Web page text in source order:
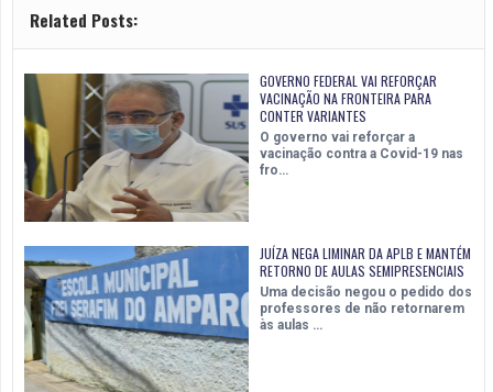
Related Posts:
GOVERNO FEDERAL VAI REFORÇAR
VACINAÇÃO NA FRONTEIRA PARA
CONTER VARIANTES
O governo vai reforçar a
vacinação contra a Covid-19 nas
fro…
JUÍZA NEGA LIMINAR DA APLB E MANTÉM
RETORNO DE AULAS SEMIPRESENCIAIS
Uma decisão negou o pedido dos
professores de não retornarem
às aulas …